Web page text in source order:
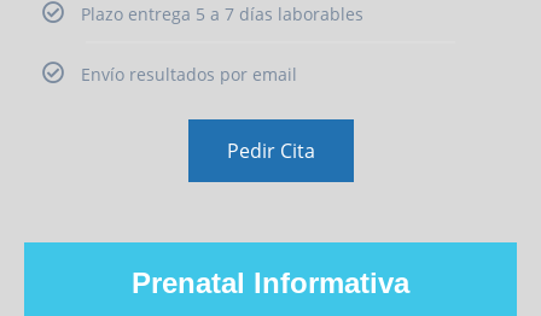
Plazo entrega 5 a 7 días laborables
Envío resultados por email
Pedir Cita
Prenatal Informativa